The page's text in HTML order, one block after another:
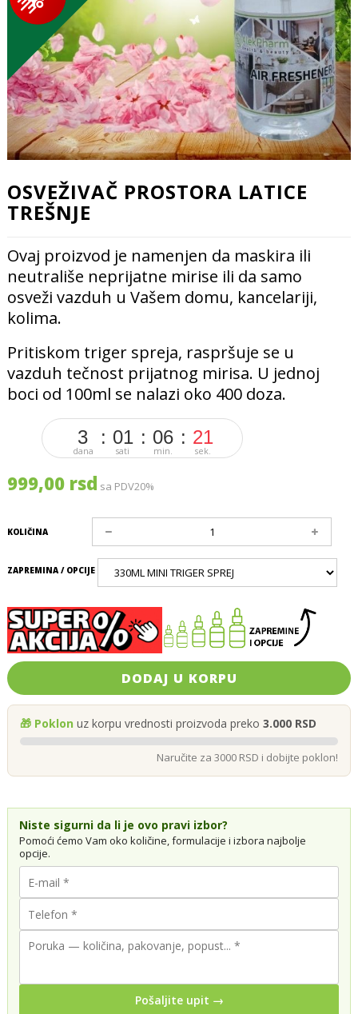
OSVEŽIVAČ PROSTORA LATICE
TREŠNJE
Ovaj proizvod je namenjen da maskira ili
neutrališe neprijatne mirise ili da samo
osveži vazduh u Vašem domu, kancelariji,
kolima.
Pritiskom triger spreja, raspršuje se u
vazduh tečnost prijatnog mirisa. U jednoj
boci od 100ml se nalazi oko 400 doza.
3
dana
01
sati
06
min.
21
sek.
999,00 rsd sa PDV20%
KOLIČINA
ZAPREMINA / OPCIJE
DODAJ U KORPU
🎁 Poklon uz korpu vrednosti proizvoda preko 3.000 RSD
Naručite za 3000 RSD i dobijte poklon!
Niste sigurni da li je ovo pravi izbor?
Pomoći ćemo Vam oko količine, formulacije i izbora najbolje
opcije.
Pošaljite upit →